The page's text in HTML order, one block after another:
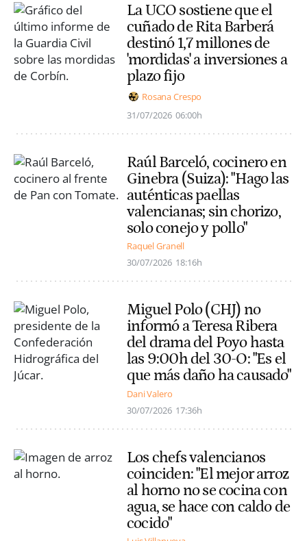
La UCO sostiene que el
cuñado de Rita Barberá
destinó 1,7 millones de
'mordidas' a inversiones a
plazo fijo
Rosana Crespo
31/07/2026 06:00h
Raúl Barceló, cocinero en
Ginebra (Suiza): "Hago las
auténticas paellas
valencianas; sin chorizo,
solo conejo y pollo"
Raquel Granell
30/07/2026 18:16h
Miguel Polo (CHJ) no
informó a Teresa Ribera
del drama del Poyo hasta
las 9:00h del 30-O: "Es el
que más daño ha causado"
Dani Valero
30/07/2026 17:36h
Los chefs valencianos
coinciden: "El mejor arroz
al horno no se cocina con
agua, se hace con caldo de
cocido"